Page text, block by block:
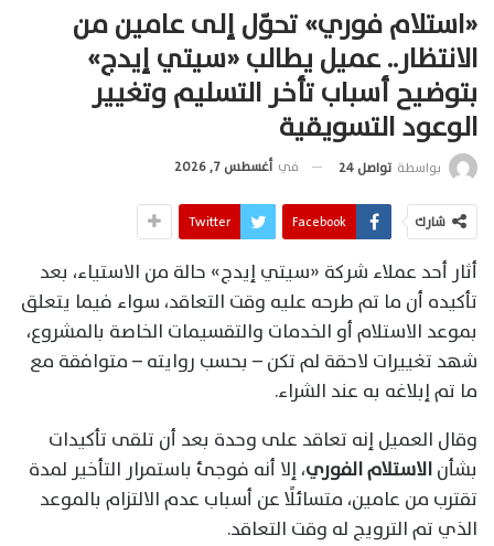
«استلام فوري» تحوّل إلى عامين من
الانتظار.. عميل يطالب «سيتي إيدج»
بتوضيح أسباب تأخر التسليم وتغيير
الوعود التسويقية
بواسطة تواصل 24 في أغسطس 7, 2026
شارك Facebook
Twitter
أثار أحد عملاء شركة «سيتي إيدج» حالة من الاستياء، بعد
تأكيده أن ما تم طرحه عليه وقت التعاقد، سواء فيما يتعلق
بموعد الاستلام أو الخدمات والتقسيمات الخاصة بالمشروع،
شهد تغييرات لاحقة لم تكن – بحسب روايته – متوافقة مع
ما تم إبلاغه به عند الشراء.
وقال العميل إنه تعاقد على وحدة بعد أن تلقى تأكيدات
بشأنالاستلام الفوري، إلا أنه فوجئ باستمرار التأخير لمدة
تقترب من عامين، متسائلًا عن أسباب عدم الالتزام بالموعد
الذي تم الترويج له وقت التعاقد.